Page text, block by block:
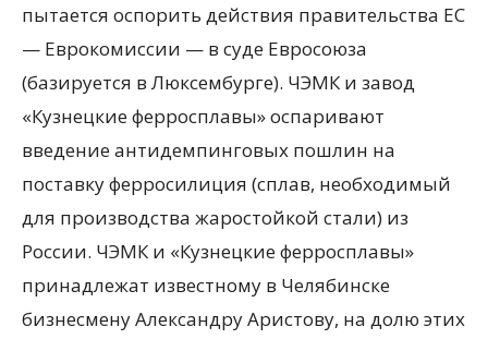
пытается оспорить действия правительства ЕС
— Еврокомиссии — в суде Евросоюза
(базируется в Люксембурге). ЧЭМК и завод
«Кузнецкие ферросплавы» оспаривают
введение антидемпинговых пошлин на
поставку ферросилиция (сплав, необходимый
для производства жаростойкой стали) из
России. ЧЭМК и «Кузнецкие ферросплавы»
принадлежат известному в Челябинске
бизнесмену Александру Аристову, на долю этих